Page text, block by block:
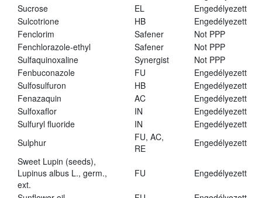
Sucrose
EL
Engedélyezett
Sulcotrione
HB
Engedélyezett
Fenclorim
Safener
Not PPP
Fenchlorazole-ethyl
Safener
Not PPP
Sulfaquinoxaline
Synergist
Not PPP
Fenbuconazole
FU
Engedélyezett
Sulfosulfuron
HB
Engedélyezett
Fenazaquin
AC
Engedélyezett
Sulfoxaflor
IN
Engedélyezett
Sulfuryl fluoride
IN
Engedélyezett
Sulphur
FU, AC,
RE
Engedélyezett
Sweet Lupin (seeds),
Lupinus albus L., germ.,
ext.
FU Engedélyezett